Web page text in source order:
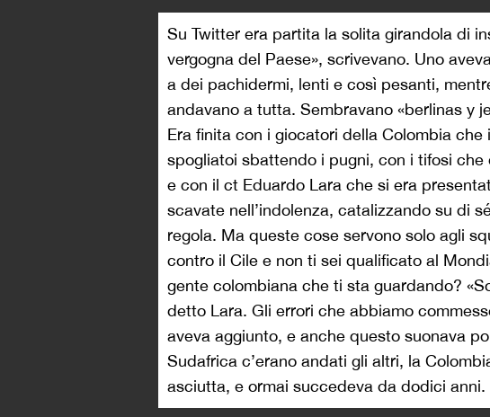
Su Twitter era partita la solita girandola di
vergogna del Paese», scrivevano. Uno
a dei pachidermi, lenti e così pesanti,
andavano a tutta. Sembravano «berlinas y
Era finita con i giocatori della Colombia
spogliatoi sbattendo i pugni, con i tifosi
e con il ct Eduardo Lara che si era
scavate nell’indolenza, catalizzando su di
regola. Ma queste cose servono solo agli
contro il Cile e non ti sei qualificato al
gente colombiana che ti sta guardando?
detto Lara. Gli errori che abbiamo
aveva aggiunto, e anche questo suonava
Sudafrica c’erano andati gli altri, la
asciutta, e ormai succedeva da dodici anni.